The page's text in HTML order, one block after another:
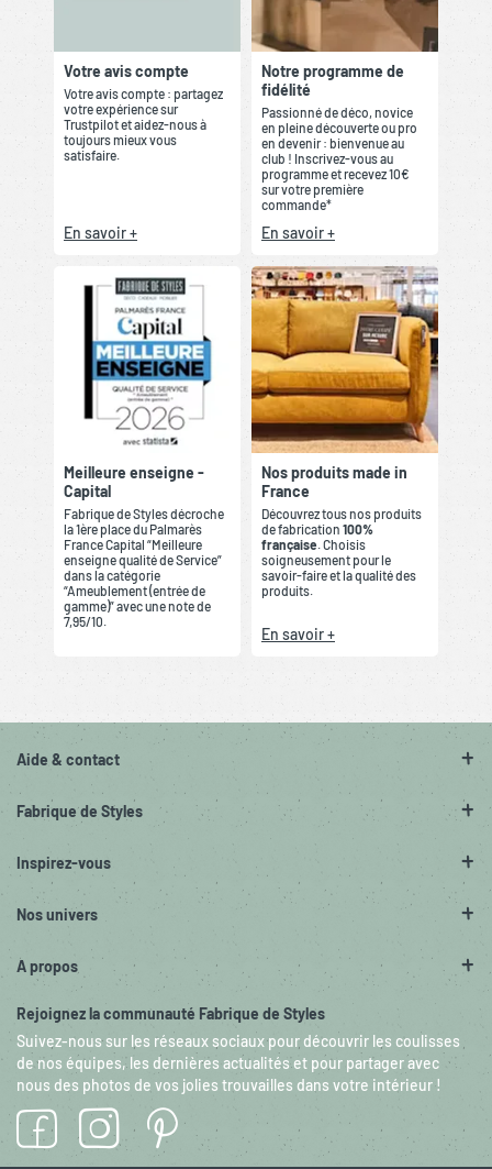
Votre avis compte
Votre avis compte : partagez
votre expérience sur
Trustpilot et aidez-nous à
toujours mieux vous
satisfaire.
En savoir +
Notre programme de
fidélité
Passionné de déco, novice
en pleine découverte ou pro
en devenir : bienvenue au
club ! Inscrivez-vous au
programme et recevez 10€
sur votre première
commande*
En savoir +
Meilleure enseigne -
Capital
Fabrique de Styles décroche
la 1ère place du Palmarès
France Capital “Meilleure
enseigne qualité de Service”
dans la catégorie
“Ameublement (entrée de
gamme)” avec une note de
7,95/10.
Nos produits made in
France
Découvrez tous nos produits
de fabrication 100%
française . Choisis
soigneusement pour le
savoir-faire et la qualité des
produits.
En savoir +
Aide & contact
Fabrique de Styles
Inspirez-vous
Nos univers
A propos
Rejoignez la communauté Fabrique de Styles
Suivez-nous sur les réseaux sociaux pour découvrir les coulisses
de nos équipes, les dernières actualités et pour partager avec
nous des photos de vos jolies trouvailles dans votre intérieur !